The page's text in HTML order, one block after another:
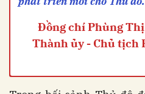
Đồng chí Phùng
Thành ủy - Chủ tịch